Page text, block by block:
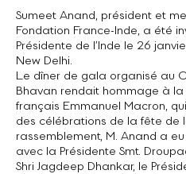
Sumeet Anand, président et
Fondation France-Inde, a été
Présidente de l’Inde le 26
New Delhi.
Le dîner de gala organisé au
Bhavan rendait hommage à la
français Emmanuel Macron,
des célébrations de la fête de
rassemblement, M. Anand a
avec la Présidente Smt.
Shri Jagdeep Dhankar, le